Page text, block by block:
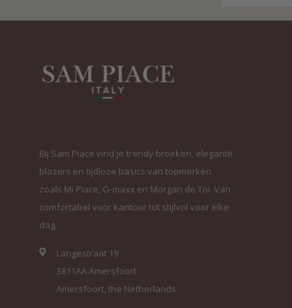
Bij Sam Piace vind je trendy broeken, elegante
blazers en tijdloze basics van topmerken
zoals Mi Piace, G-maxx en Morgan de Toi. Van
comfortabel voor kantoor tot stijlvol voor elke
dag.
Langestraat 19
3811AA Amersfoort
Amersfoort, the Netherlands